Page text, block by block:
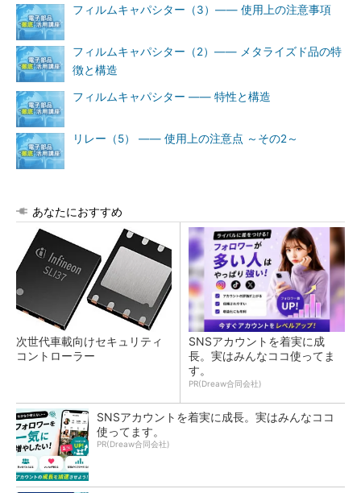
フィルムキャパシター（3）―― 使用上の注意事項
フィルムキャパシター（2）―― メタライズド品の特
徴と構造
フィルムキャパシター ―― 特性と構造
リレー（5） ―― 使用上の注意点 ～その2～
あなたにおすすめ
次世代車載向けセキュリティ
コントローラー
SNSアカウントを着実に成
長。実はみんなココ使ってま
す。
PR(Dreaw合同会社)
SNSアカウントを着実に成長。実はみんなココ
使ってます。
PR(Dreaw合同会社)